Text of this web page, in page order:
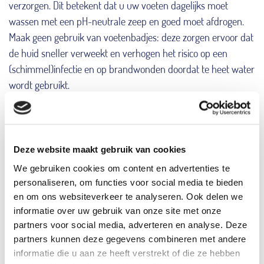
Deze website maakt gebruik van cookies
We gebruiken cookies om content en advertenties te
personaliseren, om functies voor social media te bieden
en om ons websiteverkeer te analyseren. Ook delen we
informatie over uw gebruik van onze site met onze
partners voor social media, adverteren en analyse. Deze
partners kunnen deze gegevens combineren met andere
informatie die u aan ze heeft verstrekt of die ze hebben
verzorgen. Dit betekent dat u uw voeten dagelijks moet
wassen met een pH-neutrale zeep en goed moet afdrogen.
Maak geen gebruik van voetenbadjes: deze zorgen ervoor dat
de huid sneller verweekt en verhogen het risico op een
(schimmel)infectie en op brandwonden doordat te heet water
wordt gebruikt.
Ook moet u uw voeten goed controleren op wondjes of
behandeling van diabetische voeten kan uw nagels
bijvoorbeeld knippen en eelt op een correcte manier
verwijderen en behandelen.
Het is belangrijk om goed passende schoenen te dragen en
deze voordat u ze aantrekt altijd te controleren op steentjes,
dubbelgevouwen randen of andere irriterende voorwerpen.